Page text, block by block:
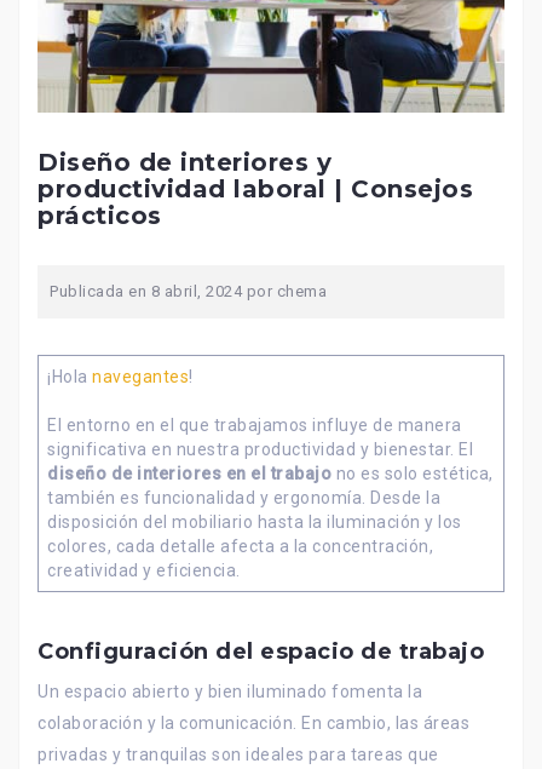
Diseño de interiores y
productividad laboral | Consejos
prácticos
Publicada en 8 abril, 2024por chema
¡Hola navegantes!
El entorno en el que trabajamos influye de manera
significativa en nuestra productividad y bienestar. El
diseño de interiores en el trabajo no es solo estética,
también es funcionalidad y ergonomía. Desde la
disposición del mobiliario hasta la iluminación y los
colores, cada detalle afecta a la concentración,
creatividad y eficiencia.
Configuración del espacio de trabajo
Un espacio abierto y bien iluminado fomenta la
colaboración y la comunicación. En cambio, las áreas
privadas y tranquilas son ideales para tareas que